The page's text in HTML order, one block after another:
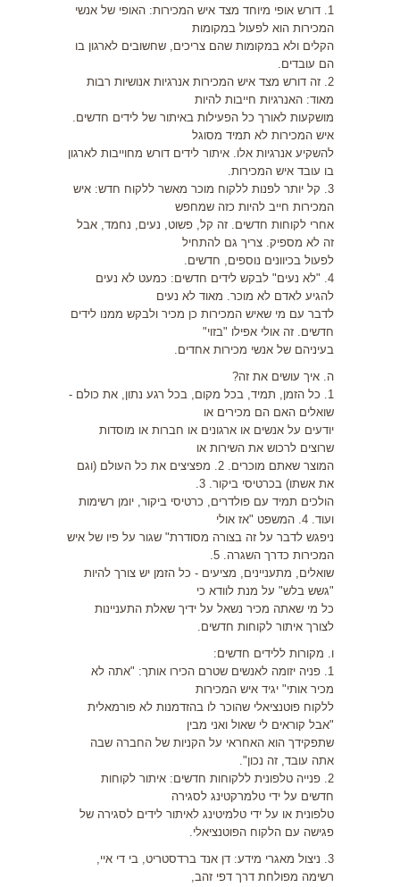
1. דורש אופי מיוחד מצד איש המכירות: האופי של אנשי
המכירות הוא לפעול במקומות
הקלים ולא במקומות שהם צריכים, שחשובים לארגון בו
הם עובדים.
2. זה דורש מצד איש המכירות אנרגיות אנושיות רבות
מאוד: האנרגיות חייבות להיות
מושקעות לאורך כל הפעילות באיתור של לידים חדשים.
איש המכירות לא תמיד מסוגל
להשקיע אנרגיות אלו. איתור לידים דורש מחוייבות לארגון
בו עובד איש המכירות.
3. קל יותר לפנות ללקוח מוכר מאשר ללקוח חדש: איש
המכירות חייב להיות כזה שמחפש
אחרי לקוחות חדשים. זה קל, פשוט, נעים, נחמד, אבל
זה לא מספיק. צריך גם להתחיל
לפעול בכיוונים נוספים, חדשים.
4. "לא נעים" לבקש לידים חדשים: כמעט לא נעים
להגיע לאדם לא מוכר. מאוד לא נעים
לדבר עם מי שאיש המכירות כן מכיר ולבקש ממנו לידים
חדשים. זה אולי אפילו "בזוי"
בעיניהם של אנשי מכירות אחדים.
ה. איך עושים את זה?
1. כל הזמן, תמיד, בכל מקום, בכל רגע נתון, את כולם -
שואלים האם הם מכירים או
יודעים על אנשים או ארגונים או חברות או מוסדות
שרוצים לרכוש את השירות או
המוצר שאתם מוכרים. 2. מפציצים את כל העולם (וגם
את אשתו) בכרטיסי ביקור. 3.
הולכים תמיד עם פולדרים, כרטיסי ביקור, יומן רשימות
ועוד. 4. המשפט "אז אולי
ניפגש לדבר על זה בצורה מסודרת" שגור על פיו של איש
המכירות כדרך השגרה. 5.
שואלים, מתעניינים, מציעים - כל הזמן יש צורך להיות
"גשש בלש" על מנת לוודא כי
כל מי שאתה מכיר נשאל על ידיך שאלת התעניינות
לצורך איתור לקוחות חדשים.
ו. מקורות ללידים חדשים:
1. פניה יזומה לאנשים שטרם הכירו אותך: "אתה לא
מכיר אותי" יגיד איש המכירות
ללקוח פוטנציאלי שהוכר לו בהזדמנות לא פורמאלית
"אבל קוראים לי שאול ואני מבין
שתפקידך הוא האחראי על הקניות של החברה שבה
אתה עובד, זה נכון".
2. פנייה טלפונית ללקוחות חדשים: איתור לקוחות
חדשים על ידי טלמרקטינג לסגירה
טלפונית או על ידי טלמיטינג לאיתור לידים לסגירה של
פגישה עם הלקוח הפוטנציאלי.
3. ניצול מאגרי מידע: דן אנד ברדסטריט, בי די איי,
רשימה מפולחת דרך דפי זהב,